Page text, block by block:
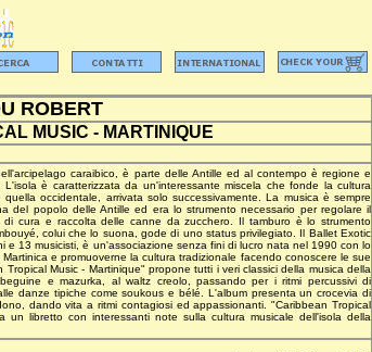
ROBERT
MUSIC - MARTINIQUE
caraibico, è parte delle Antille ed al contempo è regione e
L'isola è caratterizzata da un'interessante miscela che fonde la cultura
occidentale, arrivata solo successivamente. La musica è sempre
del popolo delle Antille ed era lo strumento necessario per regolare il
cura e raccolta delle canne da zucchero. Il tamburo è lo strumento
colui che lo suona, gode di uno status privilegiato. Il Ballet Exotic
e 13 musicisti, è un'associazione senza fini di lucro nata nel 1990 con lo
e promuoverne la cultura tradizionale facendo conoscere le sue
Music - Martinique" propone tutti i veri classici della musica della
e mazurka, al waltz creolo, passando per i ritmi percussivi di
danze tipiche come soukous e bélé. L'album presenta un crocevia di
dando vita a ritmi contagiosi ed appassionanti. "Caribbean Tropical
un libretto con interessanti note sulla cultura musicale dell'isola della